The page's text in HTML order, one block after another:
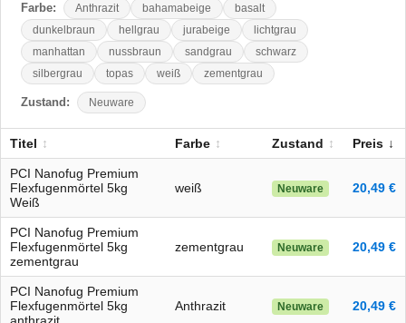
Farbe: Anthrazit bahamabeige
basalt
dunkelbraun
hellgrau jurabeige
lichtgrau
manhattan
nussbraun sandgrau
schwarz
silbergrau
topas weiß zementgrau
Zustand: Neuware
Titel Farbe Zustand Preis
PCI Nanofug Premium
Flexfugenmörtel 5kg
Weiß
weiß Neuware 20,49 €
PCI Nanofug Premium
Flexfugenmörtel 5kg
zementgrau
zementgrau Neuware 20,49 €
PCI Nanofug Premium
Flexfugenmörtel 5kg
anthrazit
Anthrazit Neuware 20,49 €